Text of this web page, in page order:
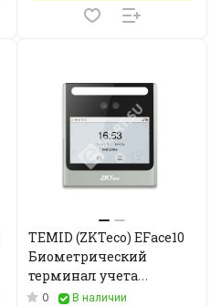
TEMID (ZKTeco) EFace10
Биометрический
терминал учета
рабочего времени
0 В наличии